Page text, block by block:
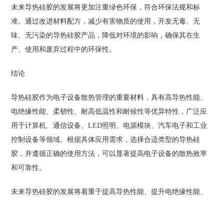
未来导热硅胶的发展将更加注重绿色环保，符合环保法规和标
准。通过改进材料配方，减少有害物质的使用，开发无毒、无
味、无污染的导热硅胶产品，降低对环境的影响，确保其在生
产、使用和废弃过程中的环保性。
结论
导热硅胶作为电子设备散热管理的重要材料，具有高导热性能、
电绝缘性能、柔韧性、耐高低温性和耐候性等优异特性，广泛应
用于计算机、通信设备、LED照明、电源模块、汽车电子和工业
控制设备等领域。根据具体应用需求，选择合适类型的导热硅
胶，并遵循正确的使用方法，可以显著提高电子设备的散热效率
和可靠性。
未来导热硅胶的发展将着重于提高导热性能、提升电绝缘性能、